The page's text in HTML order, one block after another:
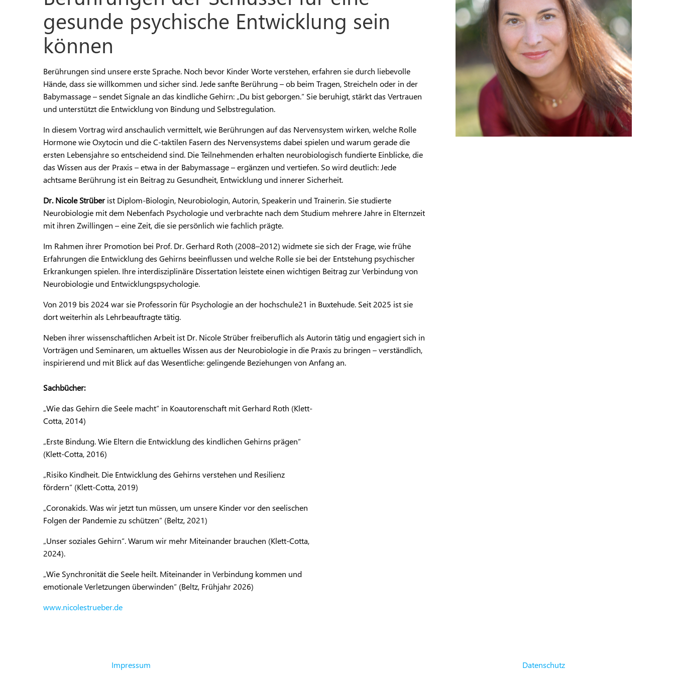
gesunde psychische Entwicklung sein
können
Berührungen sind unsere erste Sprache. Noch bevor Kinder Worte verstehen, erfahren sie durch liebevolle
Hände, dass sie willkommen und sicher sind. Jede sanfte Berührung – ob beim Tragen, Streicheln oder in der
Babymassage – sendet Signale an das kindliche Gehirn: „Du bist geborgen.“ Sie beruhigt, stärkt das Vertrauen
und unterstützt die Entwicklung von Bindung und Selbstregulation.
In diesem Vortrag wird anschaulich vermittelt, wie Berührungen auf das Nervensystem wirken, welche Rolle
Hormone wie Oxytocin und die C-taktilen Fasern des Nervensystems dabei spielen und warum gerade die
ersten Lebensjahre so entscheidend sind. Die Teilnehmenden erhalten neurobiologisch fundierte Einblicke, die
das Wissen aus der Praxis – etwa in der Babymassage – ergänzen und vertiefen. So wird deutlich: Jede
achtsame Berührung ist ein Beitrag zu Gesundheit, Entwicklung und innerer Sicherheit.
Dr. Nicole Strüberist Diplom-Biologin, Neurobiologin, Autorin, Speakerin und Trainerin. Sie studierte
Neurobiologie mit dem Nebenfach Psychologie und verbrachte nach dem Studium mehrere Jahre in Elternzeit
mit ihren Zwillingen – eine Zeit, die sie persönlich wie fachlich prägte.
Im Rahmen ihrer Promotion bei Prof. Dr. Gerhard Roth (2008–2012) widmete sie sich der Frage, wie frühe
Erfahrungen die Entwicklung des Gehirns beeinflussen und welche Rolle sie bei der Entstehung psychischer
Erkrankungen spielen. Ihre interdisziplinäre Dissertation leistete einen wichtigen Beitrag zur Verbindung von
Neurobiologie und Entwicklungspsychologie.
Von 2019 bis 2024 war sie Professorin für Psychologie an der hochschule21 in Buxtehude. Seit 2025 ist sie
dort weiterhin als Lehrbeauftragte tätig.
Neben ihrer wissenschaftlichen Arbeit ist Dr. Nicole Strüber freiberuflich als Autorin tätig und engagiert sich in
Vorträgen und Seminaren, um aktuelles Wissen aus der Neurobiologie in die Praxis zu bringen – verständlich,
inspirierend und mit Blick auf das Wesentliche: gelingende Beziehungen von Anfang an.
Sachbücher:
„Wie das Gehirn die Seele macht“ in Koautorenschaft mit Gerhard Roth (Klett-
Cotta, 2014)
„Erste Bindung. Wie Eltern die Entwicklung des kindlichen Gehirns prägen“
(Klett-Cotta, 2016)
„Risiko Kindheit. Die Entwicklung des Gehirns verstehen und Resilienz
fördern“ (Klett-Cotta, 2019)
„Coronakids. Was wir jetzt tun müssen, um unsere Kinder vor den seelischen
Folgen der Pandemie zu schützen“ (Beltz, 2021)
„Unser soziales Gehirn“. Warum wir mehr Miteinander brauchen (Klett-Cotta,
2024).
„Wie Synchronität die Seele heilt. Miteinander in Verbindung kommen und
emotionale Verletzungen überwinden“ (Beltz, Frühjahr 2026)
www.nicolestrueber.de
Impressum Datenschutz